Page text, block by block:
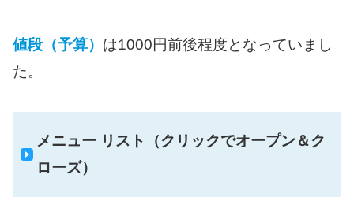
値段（予算） は1000円前後程度となっていまし
た。
メニュー リスト（クリックでオープン＆ク
ローズ）